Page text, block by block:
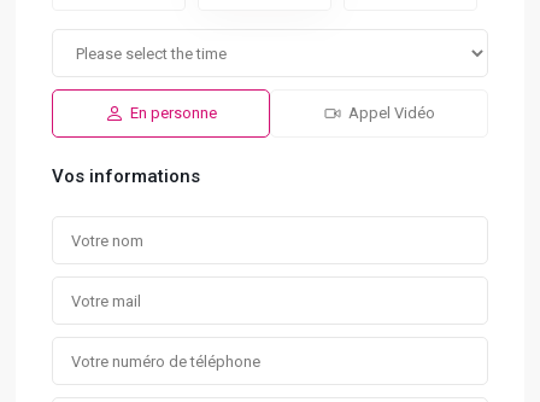
En personne Appel Vidéo
Vos informations